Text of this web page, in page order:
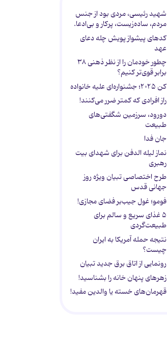
شهید رئیسی، مردی بود از جنس
مردم، ساده‌زیست، پرکار و بی‌ادعا.
کدهای پیشواز پویش چله دعای
عهد
چطور خودمان را از نظر ذهنی ۳۸
برابر قوی‌تر کنیم؟
کن ۲۰۲۵؛ جشنواره‌ای علیه خانواده
راز افرادی که کمتر ضرر می‌کنند!
دورود، سرزمین شگفتی‌های
طبیعت
جان فدا
نماز لیله الدفن برای شهدای بیت
رهبری
طرح اختصاصی تبیان ویژه روز
جهانی قدس
فومو؛ غول جیب‌بر فضای مجازی!
۵ غذای سریع و سالم برای
طبیعت‌گردی
نتیجه حمله آمریکا به ایران
چیست؟
رونمایی از اتاق برق جدید تبیان
زهرهای پنهان خانه را بشناسید!
قهرمان‌های خسته یا والدین مفید!